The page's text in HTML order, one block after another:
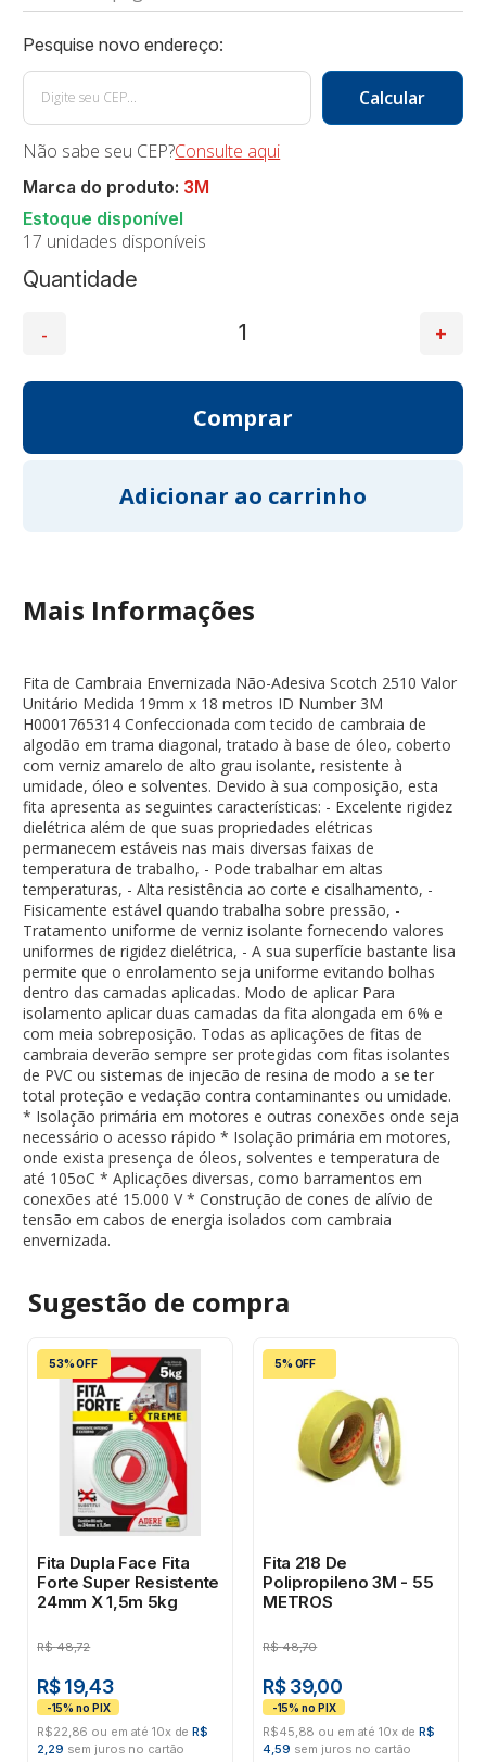
Quantidade
Não sabe seu CEP?Consulte aqui
17 unidades disponíveis
Marca do produto: 3M
Mais Informações
Fita de Cambraia Envernizada Não-Adesiva Scotch 2510 Valor
Unitário Medida 19mm x 18 metros ID Number 3M
H0001765314 Confeccionada com tecido de cambraia de
algodão em trama diagonal, tratado à base de óleo, coberto
com verniz amarelo de alto grau isolante, resistente à
umidade, óleo e solventes. Devido à sua composição, esta
fita apresenta as seguintes características: - Excelente rigidez
dielétrica além de que suas propriedades elétricas
permanecem estáveis nas mais diversas faixas de
temperatura de trabalho, - Pode trabalhar em altas
temperaturas, - Alta resistência ao corte e cisalhamento, -
Fisicamente estável quando trabalha sobre pressão, -
Tratamento uniforme de verniz isolante fornecendo valores
uniformes de rigidez dielétrica, - A sua superfície bastante lisa
permite que o enrolamento seja uniforme evitando bolhas
dentro das camadas aplicadas. Modo de aplicar Para
isolamento aplicar duas camadas da fita alongada em 6% e
com meia sobreposição. Todas as aplicações de fitas de
cambraia deverão sempre ser protegidas com fitas isolantes
de PVC ou sistemas de injecão de resina de modo a se ter
total proteção e vedação contra contaminantes ou umidade.
* Isolação primária em motores e outras conexões onde seja
necessário o acesso rápido * Isolação primária em motores,
onde exista presença de óleos, solventes e temperatura de
até 105oC * Aplicações diversas, como barramentos em
conexões até 15.000 V * Construção de cones de alívio de
tensão em cabos de energia isolados com cambraia
envernizada.
Sugestão de compra
53% OFF
Fita Dupla Face Fita
Forte Super Resistente
24mm X 1,5m 5kg
R$ 48,72
R$ 19,43
R$22,86 ou em até 10x deR$
2,29 sem juros no cartão
5% OFF
Fita 218 De
Polipropileno 3M - 55
METROS
R$ 48,70
R$ 39,00
R$45,88 ou em até 10x deR$
4,59 sem juros no cartão